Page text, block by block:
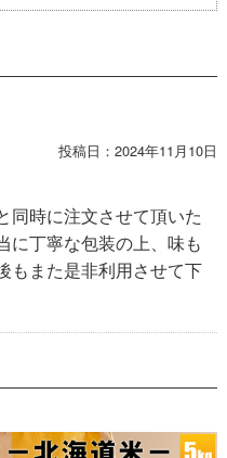
投稿日： 2024年11月10日
同時に注文させて頂いた
に丁寧な包装の上、味も
もまた是非利用させて下